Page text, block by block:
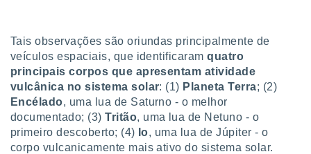
seu
ou opor-
qualquer
em “
na
Tais observações são oriundas principalmente de
veículos espaciais, que identificaramquatro
principais corpos que apresentam atividade
vulcânica no sistema solar: (1) Planeta Terra; (2)
Encélado, uma lua de Saturno - o melhor
documentado; (3)Tritão, uma lua de Netuno - o
primeiro descoberto; (4) Io, uma lua de Júpiter - o
corpo vulcanicamente mais ativo do sistema solar.